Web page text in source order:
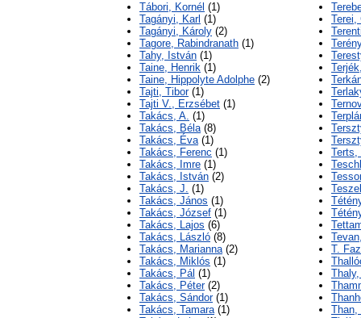
Tábori, Kornél (1)
Tagányi, Karl (1)
Tagányi, Károly (2)
Tagore, Rabindranath (1)
Tahy, István (1)
Taine, Henrik (1)
Taine, Hippolyte Adolphe (2)
Tajti, Tibor(1)
Tajti V., Erzsébet (1)
Takács, A. (1)
Takács, Béla(8)
Takács, Éva(1)
Takács, Ferenc (1)
Takács, Imre (1)
Takács, István (2)
Takács, J. (1)
Takács, János (1)
Takács, József (1)
Takács, Lajos (6)
Takács, László (8)
Takács, Marianna(2)
Takács, Miklós (1)
Takács, Pál (1)
Takács, Péter(2)
Takács, Sándor(1)
Takács, Tamara(1)
Terei,
Terts,
T.
Than,